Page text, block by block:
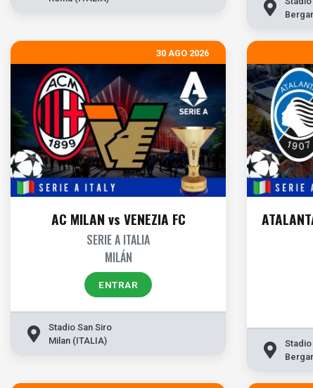
30 AGO 2026
AC MILAN vs VENEZIA FC
SERIE A ITALIA
MILÁN
ENTRAR
Stadio San Siro
Milan (ITALIA)